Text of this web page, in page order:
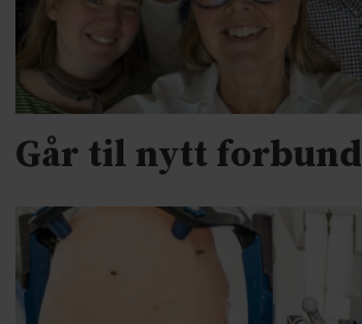
Går til nytt forbund